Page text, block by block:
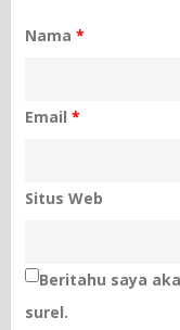
Nama*
Email*
Situs Web
Beritahu saya
surel.